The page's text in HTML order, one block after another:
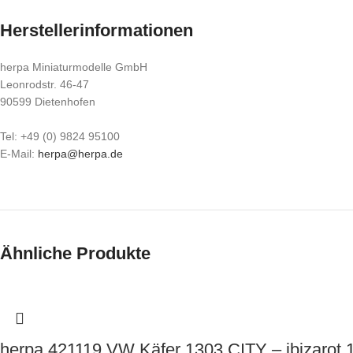
Herstellerinformationen
herpa Miniaturmodelle GmbH
Leonrodstr. 46-47
90599 Dietenhofen
Tel: +49 (0) 9824 95100
E-Mail: herpa@herpa.de
Ähnliche Produkte